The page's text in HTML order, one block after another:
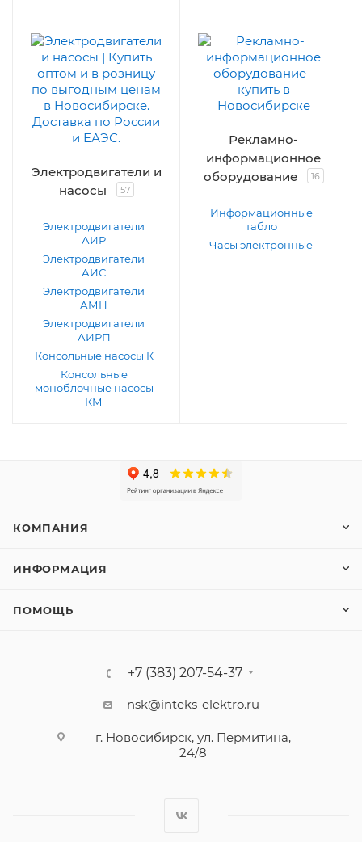
Электродвигатели и
насосы
57
Электродвигатели
АИР
Электродвигатели
АИС
Электродвигатели
АМН
Электродвигатели
АИРП
Консольные насосы К
Консольные
моноблочные насосы
КМ
Рекламно-
информационное
оборудование
16
Информационные
табло
Часы электронные
КОМПАНИЯ
ИНФОРМАЦИЯ
ПОМОЩЬ
+7 (383) 207-54-37
nsk@inteks-elektro.ru
г. Новосибирск, ул. Пермитина,
24/8